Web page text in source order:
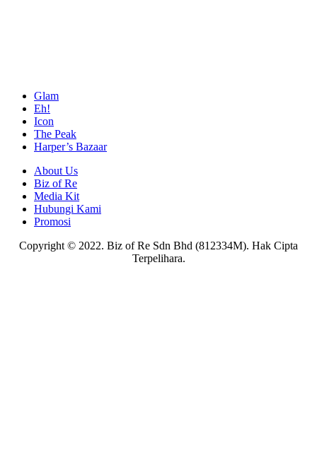
Glam
Eh!
Icon
The Peak
Harper’s Bazaar
About Us
Biz of Re
Media Kit
Hubungi Kami
Promosi
Copyright © 2022. Biz of Re Sdn Bhd (812334M). Hak Cipta
Terpelihara.